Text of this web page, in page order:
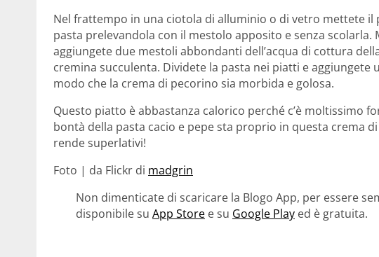
Nel frattempo in una ciotola di alluminio o di vetro mettete il
pasta prelevandola con il mestolo apposito e senza
aggiungete due mestoli abbondanti dell’acqua di cottura
cremina succulenta. Dividete la pasta nei piatti e aggiungete
modo che la crema di pecorino sia morbida e golosa.
Questo piatto è abbastanza calorico perché c’è moltissimo
bontà della pasta cacio e pepe sta proprio in questa crema
rende superlativi!
Foto | da Flickr di madgrin
Non dimenticate di scaricare la Blogo App, per essere
disponibile su App Store e su Google Play ed è gratuita.